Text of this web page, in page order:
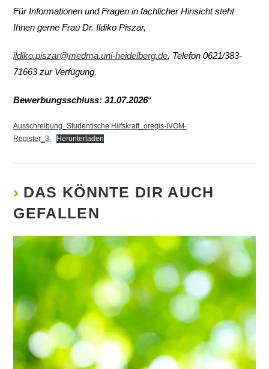
Für Informationen und Fragen in fachlicher Hinsicht steht
Ihnen gerne Frau Dr. Ildiko Piszar,
ildiko.piszar@medma.uni-heidelberg.de, Telefon 0621/383-
71663 zur Verfügung.
Bewerbungsschluss: 31.07.2026“
Ausschreibung_Studentische Hilfskraft_oregis-IVOM-
Register_3.
Herunterladen
DAS KÖNNTE DIR AUCH
GEFALLEN